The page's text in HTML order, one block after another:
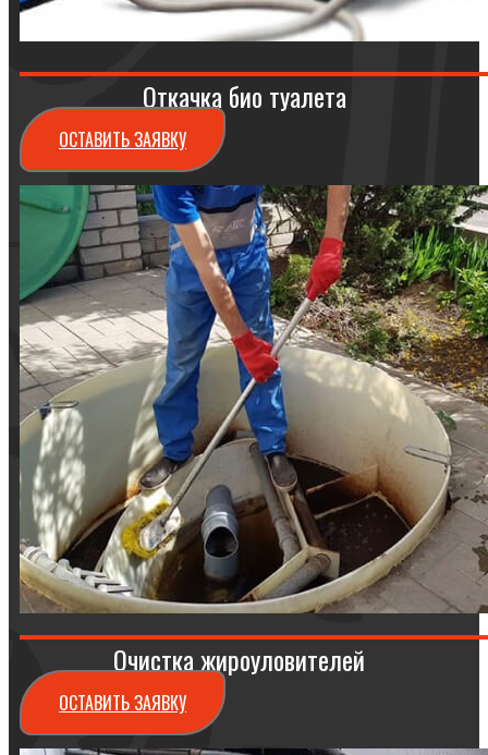
Откачка био туалета
ОСТАВИТЬ ЗАЯВКУ
Очистка жироуловителей
ОСТАВИТЬ ЗАЯВКУ